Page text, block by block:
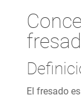
El fresado